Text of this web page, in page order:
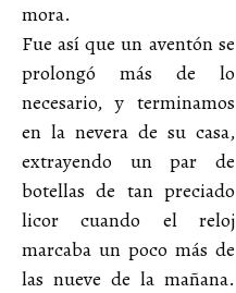
mora.
Fue así que un aventón se
prolongó más de lo
necesario, y terminamos
en la nevera de su casa,
extrayendo un par de
botellas de tan preciado
licor cuando el reloj
marcaba un poco más de
las nueve de la mañana.